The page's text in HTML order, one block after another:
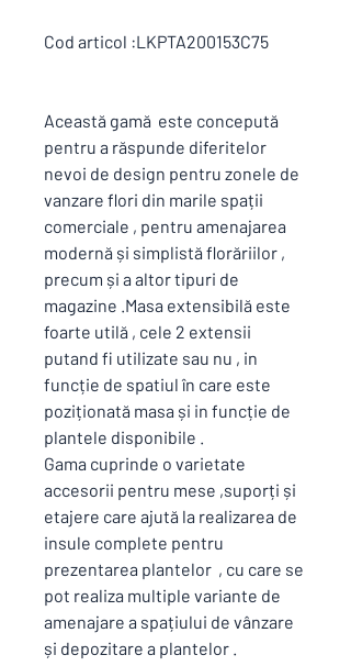
Cod articol :LKPTA200153C75
Această gamă este concepută
pentru a răspunde diferitelor
nevoi de design pentru zonele de
vanzare flori din marile spații
comerciale , pentru amenajarea
modernă și simplistă florăriilor ,
precum și a altor tipuri de
magazine .Masa extensibilă este
foarte utilă , cele 2 extensii
putand fi utilizate sau nu , in
funcție de spatiul în care este
poziționată masa și in funcție de
plantele disponibile .
Gama cuprinde o varietate
accesorii pentru mese ,suporți și
etajere care ajută la realizarea de
insule complete pentru
prezentarea plantelor , cu care se
pot realiza multiple variante de
amenajare a spațiului de vânzare
și depozitare a plantelor .